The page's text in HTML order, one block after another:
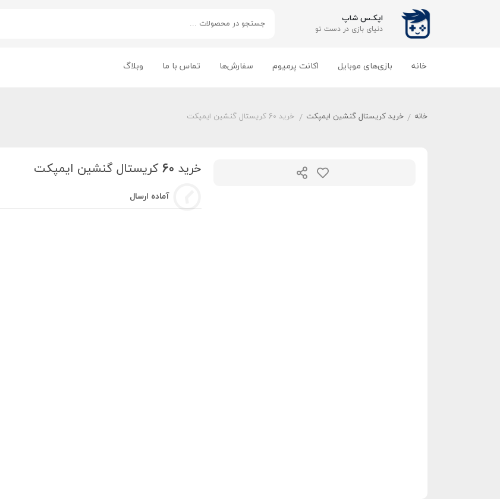
اپکـس شاپ
دنیای بازی‌ در دست تو
خانه بازی‌های موبایل اکانت پرمیوم سفارش‌ها تماس با ما وبلاگ
خانه / خرید کریستال گنشین ایمپکت / خرید 60 کریستال گنشین ایمپکت
خرید 60 کریستال گنشین ایمپکت
آماده ارسال